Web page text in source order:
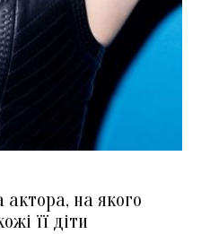
актора, на якого
її діти